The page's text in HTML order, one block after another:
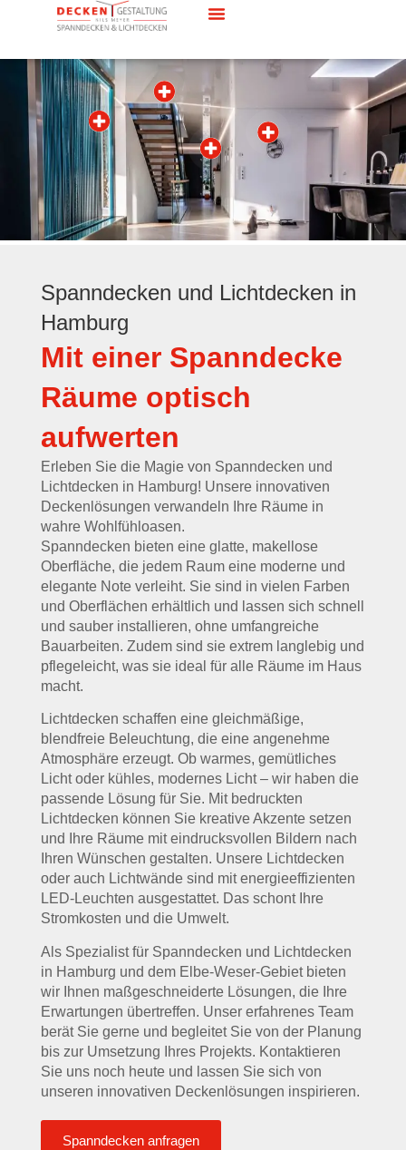
Spanndecken und Lichtdecken in
Hamburg
Mit einer Spanndecke
Räume optisch
aufwerten
Erleben Sie die Magie von Spanndecken und
Lichtdecken in Hamburg! Unsere innovativen
Deckenlösungen verwandeln Ihre Räume in
wahre Wohlfühloasen.
Spanndecken bieten eine glatte, makellose
Oberfläche, die jedem Raum eine moderne und
elegante Note verleiht. Sie sind in vielen Farben
und Oberflächen erhältlich und lassen sich schnell
und sauber installieren, ohne umfangreiche
Bauarbeiten. Zudem sind sie extrem langlebig und
pflegeleicht, was sie ideal für alle Räume im Haus
macht.
Lichtdecken schaffen eine gleichmäßige,
blendfreie Beleuchtung, die eine angenehme
Atmosphäre erzeugt. Ob warmes, gemütliches
Licht oder kühles, modernes Licht – wir haben die
passende Lösung für Sie. Mit bedruckten
Lichtdecken können Sie kreative Akzente setzen
und Ihre Räume mit eindrucksvollen Bildern nach
Ihren Wünschen gestalten. Unsere Lichtdecken
oder auch Lichtwände sind mit energieeffizienten
LED-Leuchten ausgestattet. Das schont Ihre
Stromkosten und die Umwelt.
Als Spezialist für Spanndecken und Lichtdecken
in Hamburg und dem Elbe-Weser-Gebiet bieten
wir Ihnen maßgeschneiderte Lösungen, die Ihre
Erwartungen übertreffen. Unser erfahrenes Team
berät Sie gerne und begleitet Sie von der Planung
bis zur Umsetzung Ihres Projekts. Kontaktieren
Sie uns noch heute und lassen Sie sich von
unseren innovativen Deckenlösungen inspirieren.
Spanndecken anfragen